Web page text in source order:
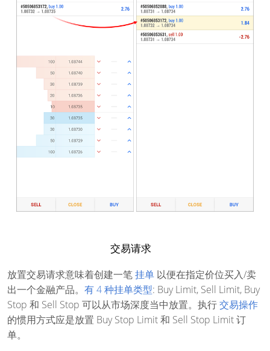
交易请求
放置交易请求意味着创建一笔挂单 以便在指定价位买入/卖
出一个金融产品。 有 4 种挂单类型: Buy Limit, Sell Limit, Buy
Stop 和 Sell Stop 可以从市场深度当中放置。执行交易操作
的惯用方式应是放置 Buy Stop Limit 和 Sell Stop Limit 订
单。